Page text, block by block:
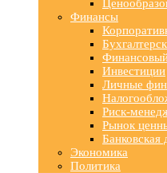
Финансы
Инвестиции
Личные
Риск-
Рынок
Банковская
Экономика
Политика